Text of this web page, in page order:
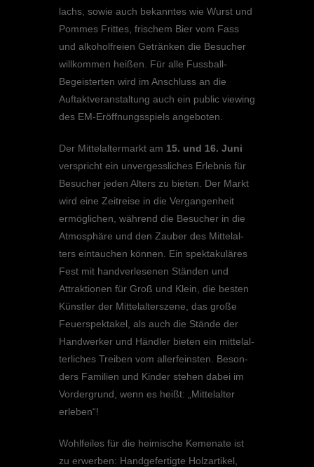
lachs, sowie auch bekann­tes wie Wurst und
Pommes Frittes, frischem Bier vom Fass
und alkohol­freien Geträn­ken die Besucher
willkom­men heißen. Für alle Fussball-
Begeis­ter­ten wird im Anschluss an die
Auftakt­ver­an­stal­tung auch ein public viewing
des EM-Eröff­nungs­spiels angeboten.
Der Mittel­al­ter­markt am 15. und 16. Juni
verspricht ein unver­gess­li­ches Erleb­nis für
Besucher jeden Alters zu bieten. Der Markt
wird eine Zeitreise in die Vergan­gen­heit
ermög­li­chen, während die Besucher in die
Atmosphäre und den Zauber des Mittel­al­
ters eintau­chen können. Ein spekta­ku­lä­res
Fest mit handver­le­se­nen Ständen und
Attrak­tio­nen für Groß und Klein, die besten
Künst­ler der Mittel­al­ter­szene, das große
Feuer­spek­ta­kel, als auch die Stände der
Handwer­ker und Händler bieten ein mittel­al­
ter­li­ches Treiben vom aller­feins­ten. Beson­
ders Familien und Kinder stehen dabei im
Vorder­grund, wenn es heißt: „Mittel­al­ter
erleben“!
Wohlfei­les für die heimi­sche Kemenate ist
zu erwer­ben: Handge­fer­tigte Holzar­ti­kel,